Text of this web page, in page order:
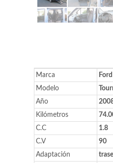
Marca
Ford
Modelo
Año
Kilómetros
C.C
1.8
C.V
90
Adaptación